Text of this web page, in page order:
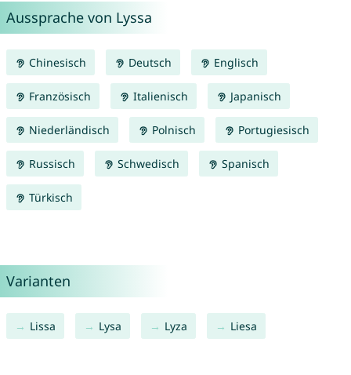
Aussprache von Lyssa
Chinesisch Deutsch Englisch
Französisch Italienisch Japanisch
Niederländisch Polnisch Portugiesisch
Russisch Schwedisch Spanisch
Türkisch
Varianten
Lissa Lysa Lyza Liesa